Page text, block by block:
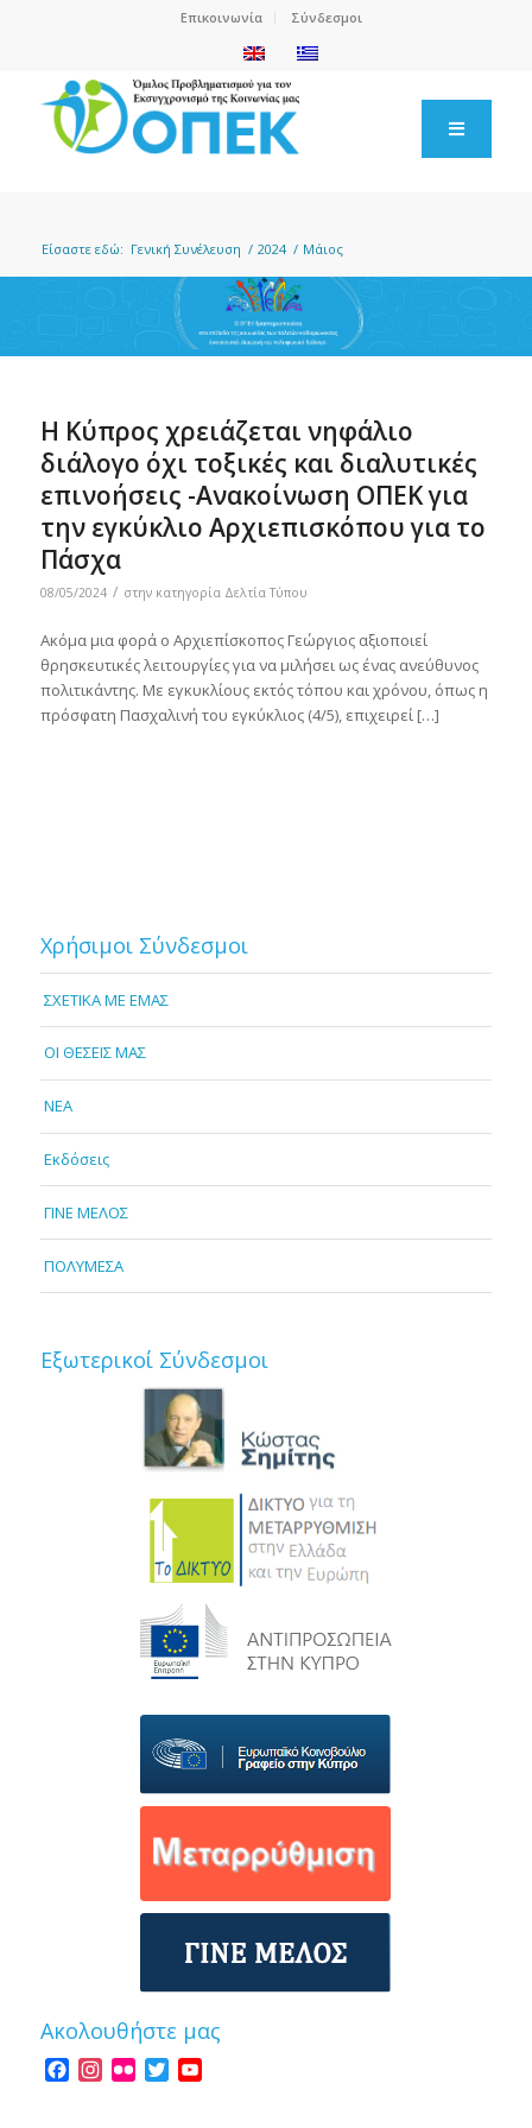
Επικοινωνία Σύνδεσμοι
Είσαστε εδώ: Γενική Συνέλευση / 2024 / Μάιος
H Κύπρος χρειάζεται νηφάλιο
διάλογο όχι τοξικές και διαλυτικές
επινοήσεις -Ανακοίνωση ΟΠΕΚ για
την εγκύκλιο Αρχιεπισκόπου για το
Πάσχα
08/05/2024 / στην κατηγορία Δελτία Τύπου
Ακόμα μια φορά ο Αρχιεπίσκοπος Γεώργιος αξιοποιεί
θρησκευτικές λειτουργίες για να μιλήσει ως ένας ανεύθυνος
πολιτικάντης. Με εγκυκλίους εκτός τόπου και χρόνου, όπως η
πρόσφατη Πασχαλινή του εγκύκλιος (4/5), επιχειρεί […]
Χρήσιμοι Σύνδεσμοι
ΣΧΕΤΙΚΑ ΜΕ ΕΜΑΣ
OI ΘΕΣΕΙΣ ΜΑΣ
NEA
Εκδόσεις
ΓΙΝΕ ΜΕΛΟΣ
ΠΟΛΥΜΕΣΑ
Εξωτερικοί Σύνδεσμοι
Ακολουθήστε μας
Facebook
Instagram
Flickr Twitter